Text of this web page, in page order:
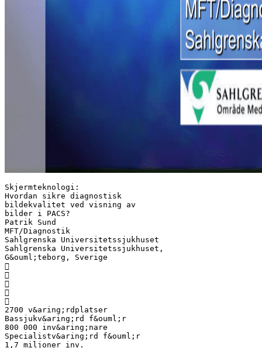
Skjermteknologi:
Hvordan sikre diagnostisk
bildekvalitet ved visning av
bilder i PACS?
Patrik Sund
MFT/Diagnostik
Sahlgrenska Universitetssjukhuset
Sahlgrenska Universitetssjukhuset,
G&ouml;teborg, Sverige





2700 v&aring;rdplatser
Bassjukv&aring;rd f&ouml;r
800 000 inv&aring;nare
Specialistv&aring;rd f&ouml;r
1,7 miljoner inv.